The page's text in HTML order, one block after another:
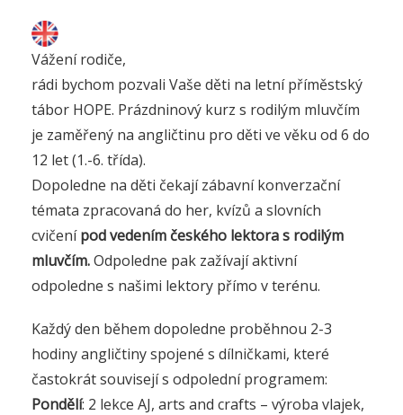
Vážení rodiče,
rádi bychom pozvali Vaše děti na letní příměstský
tábor HOPE. Prázdninový kurz s rodilým mluvčím
je zaměřený na angličtinu pro děti ve věku od 6 do
12 let (1.-6. třída).
Dopoledne na děti čekají zábavní konverzační
témata zpracovaná do her, kvízů a slovních
cvičenípod vedením českého lektora s rodilým
mluvčím.Odpoledne pak zažívají aktivní
odpoledne s našimi lektory přímo v terénu.
Každý den během dopoledne proběhnou 2-3
hodiny angličtiny spojené s dílničkami, které
častokrát souvisejí s odpolední programem:
Pondělí: 2 lekce AJ, arts and crafts – výroba vlajek,